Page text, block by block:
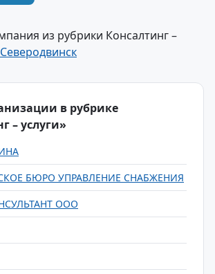
из рубрики Консалтинг –
в рубрике
– услуги»
БЮРО УПРАВЛЕНИЕ СНАБЖЕНИЯ
ООО